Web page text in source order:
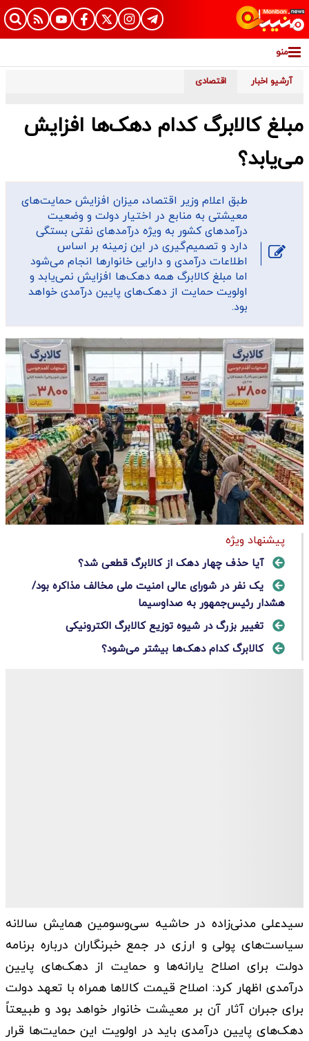
منو
آرشیو اخبار اقتصادی
مبلغ کالابرگ کدام دهک‌ها افزایش
می‌یابد؟
طبق اعلام وزیر اقتصاد، میزان افزایش حمایت‌های
معیشتی به منابع در اختیار دولت و وضعیت
درآمدهای کشور به ویژه درآمدهای نفتی بستگی
دارد و تصمیم‌گیری در این زمینه بر اساس
اطلاعات درآمدی و دارایی خانوارها انجام می‌شود
اما مبلغ کالابرگ همه دهک‌ها افزایش نمی‌یابد و
اولویت حمایت از دهک‌های پایین درآمدی خواهد
بود.
پیشنهاد ویژه
آیا حذف چهار دهک از کالابرگ قطعی شد؟
یک نفر در شورای عالی امنیت ملی مخالف مذاکره بود/
هشدار رئیس‌جمهور به صداوسیما
تغییر بزرگ در شیوه توزیع کالابرگ الکترونیکی
کالابرگ کدام دهک‌ها بیشتر می‌شود؟
سیدعلی مدنی‌زاده در حاشیه سی‌وسومین همایش سالانه
سیاست‌های پولی و ارزی در جمع خبرنگاران درباره برنامه
دولت برای اصلاح یارانه‌ها و حمایت از دهک‌های پایین
درآمدی اظهار کرد: اصلاح قیمت کالاها همراه با تعهد دولت
برای جبران آثار آن بر معیشت خانوار خواهد بود و طبیعتاً
دهک‌های پایین درآمدی باید در اولویت این حمایت‌ها قرار